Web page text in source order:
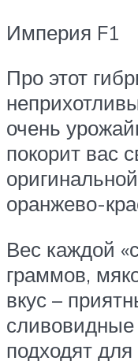
Империя F1
Про этот
очень
покорит вас
оранжево-
Вес каждой
граммов,
вкус –
подходят